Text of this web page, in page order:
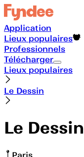
Application
Lieux populaires
Professionnels
Télécharger
Lieux populaires
Le Dessin
Le Dessin
Paris